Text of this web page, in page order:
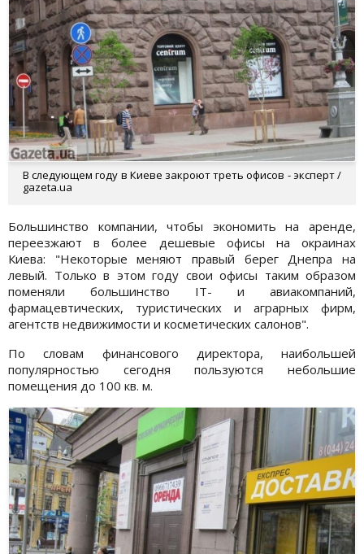
В следующем году в Киеве закроют треть офисов - эксперт /
gazeta.ua
Большинство компании, чтобы экономить на аренде,
переезжают в более дешевые офисы на окраинах
Киева: "Некоторые меняют правый берег Днепра на
левый. Только в этом году свои офисы таким образом
поменяли большинство IT- и авиакомпаний,
фармацевтических, туристических и аграрных фирм,
агентств недвижимости и косметических салонов".
По словам финансового директора, наибольшей
популярностью сегодня пользуются небольшие
помещения до 100 кв. м.